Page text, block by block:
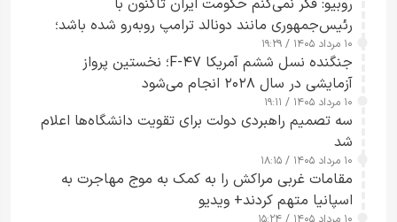
روبیو: فکر نمی‌کنم حکومت ایران تاکنون با
رئیس‌جمهوری مانند دونالد ترامپ روبه‌رو شده باشد؛
کسی که واقعاً دست به اقدام می‌زند
۱۰ مرداد ۱۴۰۵ / ۱۹:۲۹
جنگنده نسل ششم آمریکا F-۴۷؛ نخستین پرواز
آزمایشی در سال ۲۰۲۸ انجام می‌شود
۱۰ مرداد ۱۴۰۵ / ۱۹:۱۱
سه تصمیم راهبردی دولت برای تقویت دانشگاه‌ها اعلام
شد
۱۰ مرداد ۱۴۰۵ / ۱۸:۱۵
مقامات غربی مراکش را به کمک به موج مهاجرت به
اسپانیا متهم کردند+ ویدیو